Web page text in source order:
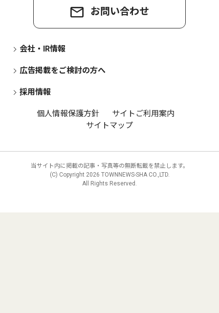
お問い合わせ
会社・IR情報
広告掲載をご検討の方へ
採用情報
個人情報保護方針
サイトご利用案内
サイトマップ
当サイト内に掲載の記事・写真等の無断転載を禁止します。
(C) Copyright 2026 TOWNNEWS-SHA CO.,LTD.
All Rights Reserved.